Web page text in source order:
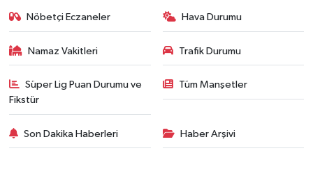
Nöbetçi Eczaneler Hava Durumu
Namaz Vakitleri Trafik Durumu
Süper Lig Puan Durumu ve
Fikstür
Tüm Manşetler
Son Dakika Haberleri Haber Arşivi